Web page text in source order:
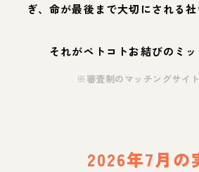
ぎ、命が最後まで大切にされる社
それがペトコトお結びのミッ
※審査制のマッチングサイ
2026年7月の